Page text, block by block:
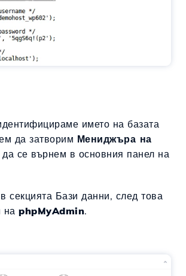
името на базата
да затворим Мениджъра на
да се върнем в основния панел на
секцията Бази данни, след това
на phpMyAdmin.